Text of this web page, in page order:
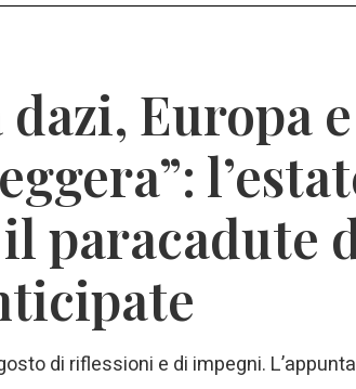
Europa
paracadute
di riflessioni e di impegni.